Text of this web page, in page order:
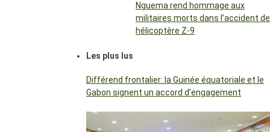
Nguema rend hommage aux
militaires morts dans l’accident de
hélicoptère Z-9
Les plus lus
Différend frontalier: la Guinée équatoriale et le
Gabon signent un accord d’engagement